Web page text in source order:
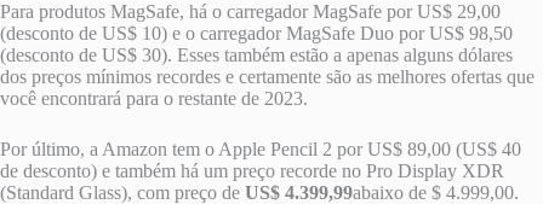
Para produtos MagSafe, há o carregador MagSafe por US$ 29,00
(desconto de US$ 10) e o carregador MagSafe Duo por US$ 98,50
(desconto de US$ 30). Esses também estão a apenas alguns dólares
dos preços mínimos recordes e certamente são as melhores ofertas que
você encontrará para o restante de 2023.
Por último, a Amazon tem o Apple Pencil 2 por US$ 89,00 (US$ 40
de desconto) e também há um preço recorde no Pro Display XDR
(Standard Glass), com preço de US$ 4.399,99abaixo de $ 4.999,00.